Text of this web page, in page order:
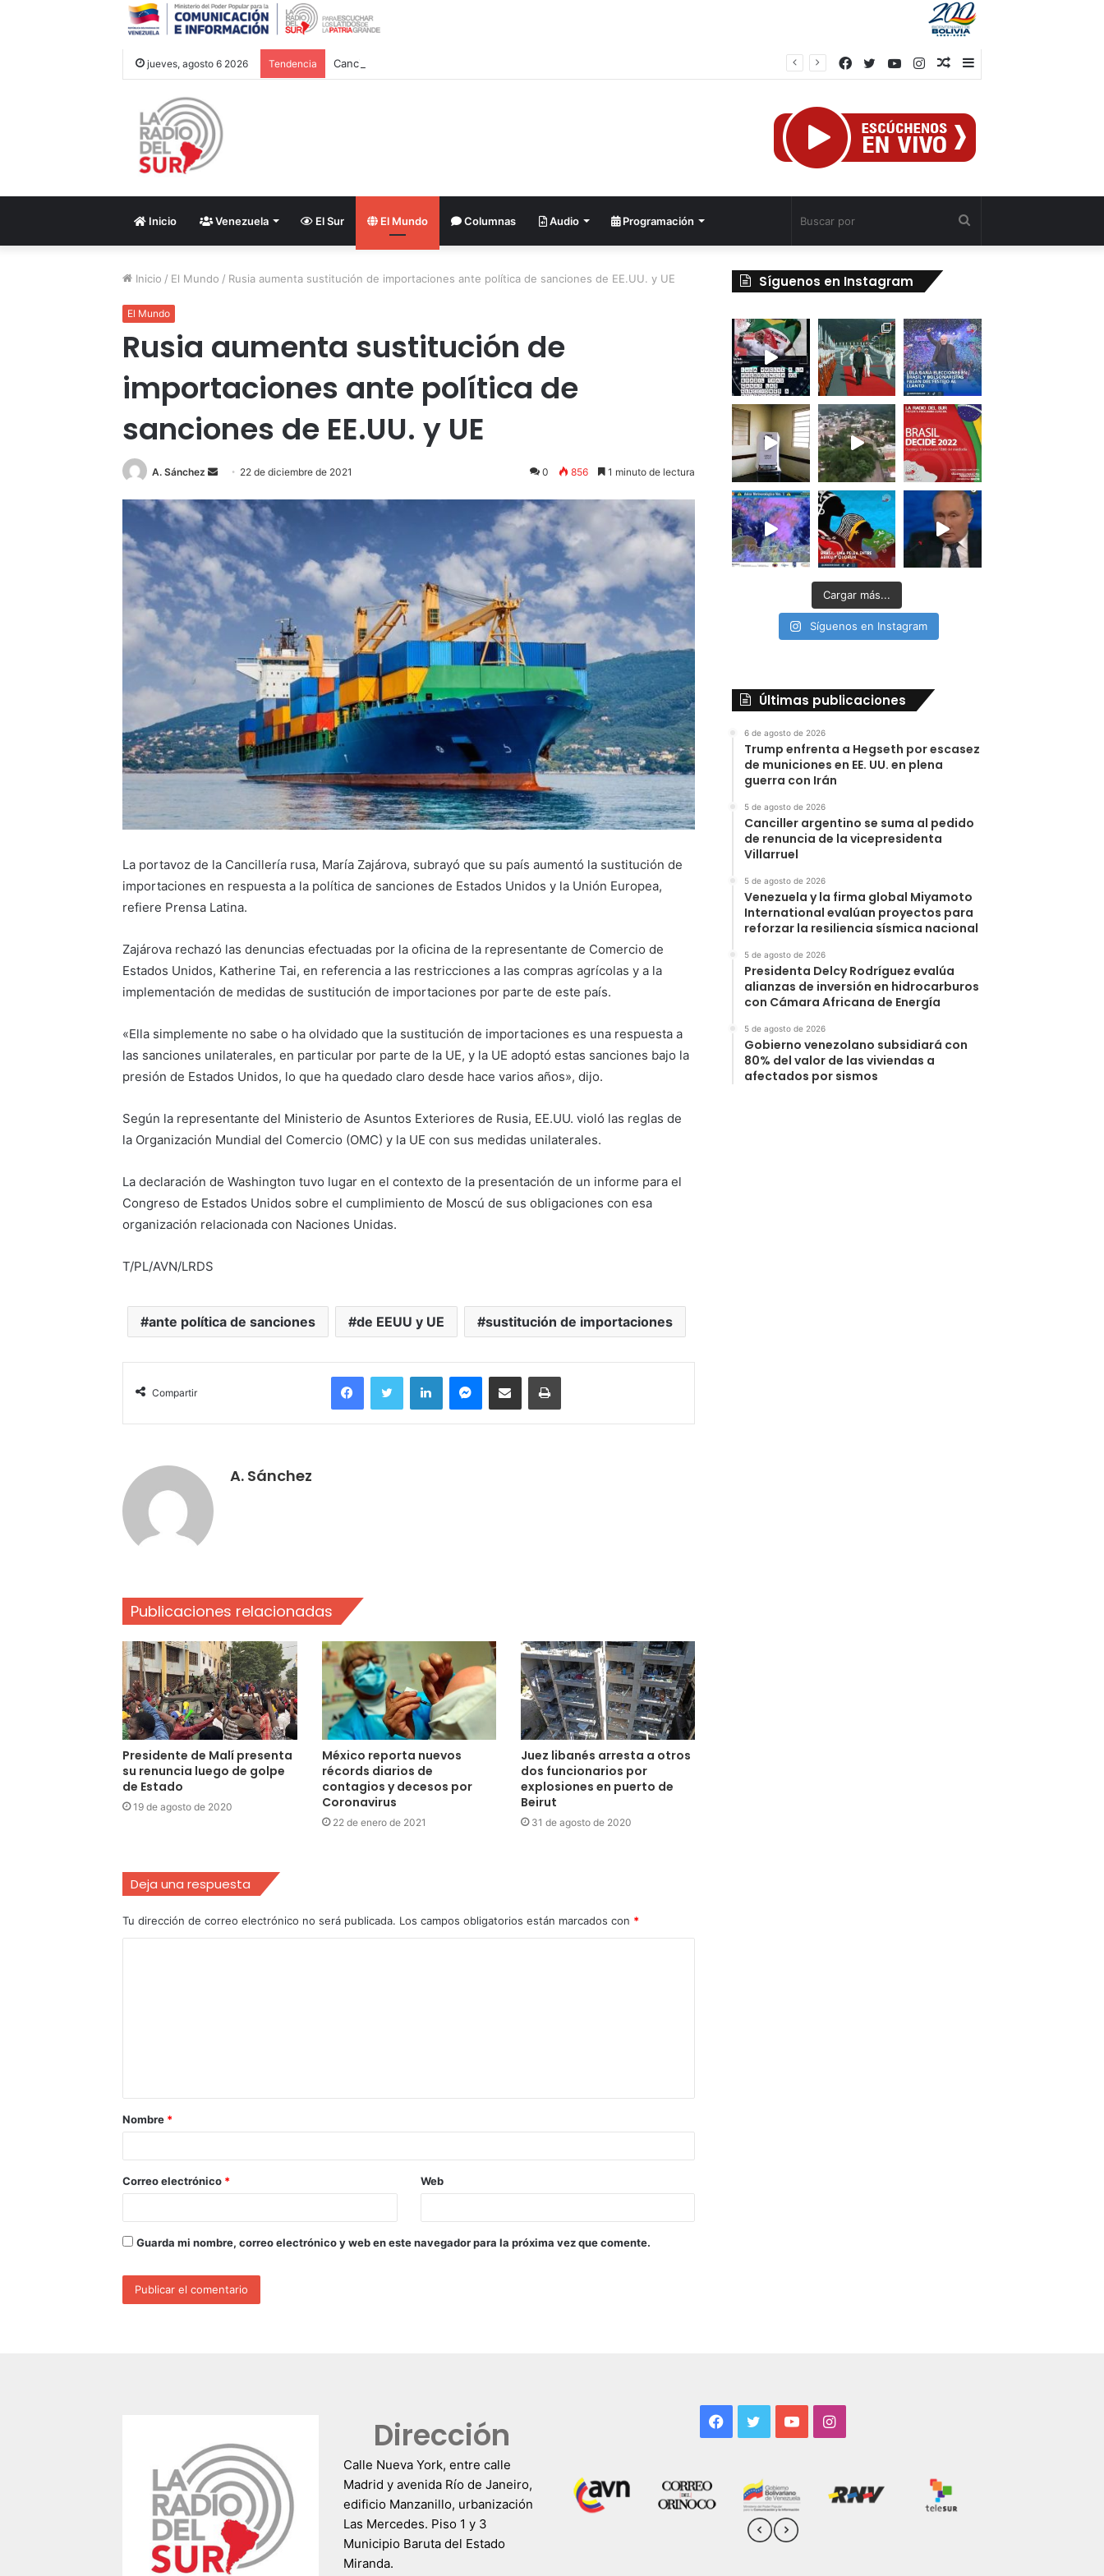
jueves, agosto 6 2026 Tendencia Canciller argentino se suma al pedido de renuncia de la vicepresidenta Villarruel
Barra
Publicación
azar
Instagram
YouTube
Twitter
Facebook
Inicio Venezuela El Sur El Mundo Columnas Audio Programación
Inicio / El Mundo / Rusia aumenta sustitución de importaciones ante política de sanciones de EE.UU. y UE
El Mundo
Rusia aumenta sustitución de
importaciones ante política de
sanciones de EE.UU. y UE
A. Sánchez
Send
email
22 de diciembre de 2021 0 856 1 minuto de lectura
La portavoz de la Cancillería rusa, María Zajárova, subrayó que su país aumentó la sustitución de
importaciones en respuesta a la política de sanciones de Estados Unidos y la Unión Europea,
refiere Prensa Latina.
Zajárova rechazó las denuncias efectuadas por la oficina de la representante de Comercio de
Estados Unidos, Katherine Tai, en referencia a las restricciones a las compras agrícolas y a la
implementación de medidas de sustitución de importaciones por parte de este país.
«Ella simplemente no sabe o ha olvidado que la sustitución de importaciones es una respuesta a
las sanciones unilaterales, en particular por parte de la UE, y la UE adoptó estas sanciones bajo la
presión de Estados Unidos, lo que ha quedado claro desde hace varios años», dijo.
Según la representante del Ministerio de Asuntos Exteriores de Rusia, EE.UU. violó las reglas de
la Organización Mundial del Comercio (OMC) y la UE con sus medidas unilaterales.
La declaración de Washington tuvo lugar en el contexto de la presentación de un informe para el
Congreso de Estados Unidos sobre el cumplimiento de Moscú de sus obligaciones con esa
organización relacionada con Naciones Unidas.
T/PL/AVN/LRDS
ante política de sanciones de EEUU y UE sustitución de importaciones
Compartir
FacebookTwitter LinkedInMessengerCompartir por correo electrónicoImprimir
A. Sánchez
Publicaciones relacionadas
Presidente de Malí presenta
su renuncia luego de golpe
de Estado
19 de agosto de 2020
México reporta nuevos
récords diarios de
contagios y decesos por
Coronavirus
22 de enero de 2021
Juez libanés arresta a otros
dos funcionarios por
explosiones en puerto de
Beirut
31 de agosto de 2020
Deja una respuesta
Tu dirección de correo electrónico no será publicada. Los campos obligatorios están marcados con *
Nombre *
Correo electrónico * Web
Guarda mi nombre, correo electrónico y web en este navegador para la próxima vez que comente.
Síguenos en Instagram
Cargar más...
Síguenos en Instagram
Últimas publicaciones
6 de agosto de 2026
Trump enfrenta a Hegseth por escasez
de municiones en EE. UU. en plena
guerra con Irán
5 de agosto de 2026
Canciller argentino se suma al pedido
de renuncia de la vicepresidenta
Villarruel
5 de agosto de 2026
Venezuela y la firma global Miyamoto
International evalúan proyectos para
reforzar la resiliencia sísmica nacional
5 de agosto de 2026
Presidenta Delcy Rodríguez evalúa
alianzas de inversión en hidrocarburos
con Cámara Africana de Energía
5 de agosto de 2026
Gobierno venezolano subsidiará con
80% del valor de las viviendas a
afectados por sismos
Dirección
Calle Nueva York, entre calle
Madrid y avenida Río de Janeiro,
edificio Manzanillo, urbanización
Las Mercedes. Piso 1 y 3
Municipio Baruta del Estado
Miranda.
Facebook
TwitterYouTubeInstagram